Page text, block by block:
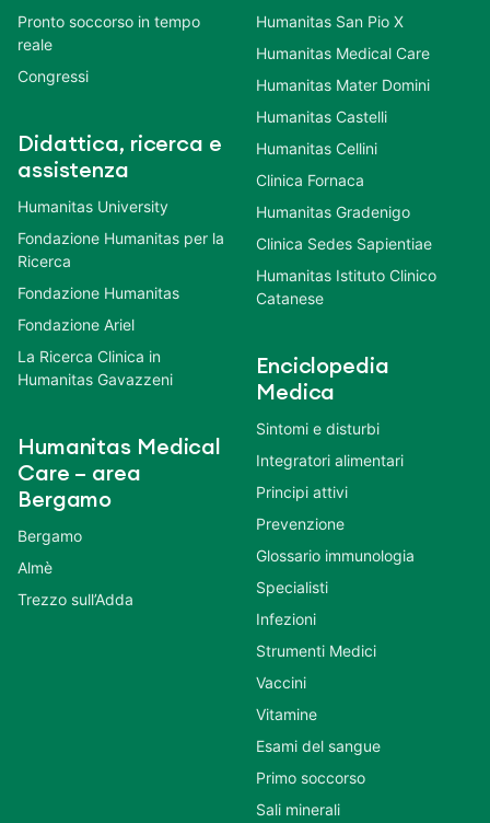
Pronto soccorso in tempo
reale
Congressi
Didattica, ricerca e
assistenza
Humanitas University
Fondazione Humanitas per la
Ricerca
Fondazione Humanitas
Fondazione Ariel
La Ricerca Clinica in
Humanitas Gavazzeni
Humanitas Medical
Care – area
Bergamo
Bergamo
Almè
Trezzo sull’Adda
Humanitas San Pio X
Humanitas Medical Care
Humanitas Mater Domini
Humanitas Castelli
Humanitas Cellini
Clinica Fornaca
Humanitas Gradenigo
Clinica Sedes Sapientiae
Humanitas Istituto Clinico
Catanese
Enciclopedia
Medica
Sintomi e disturbi
Integratori alimentari
Principi attivi
Prevenzione
Glossario immunologia
Specialisti
Infezioni
Strumenti Medici
Vaccini
Vitamine
Esami del sangue
Primo soccorso
Sali minerali